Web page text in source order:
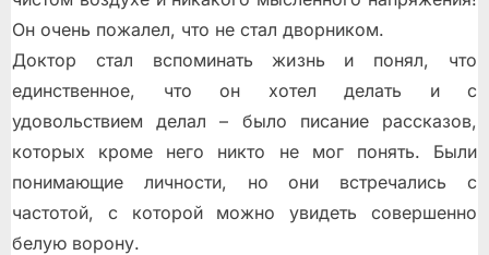
Он очень пожалел, что не стал дворником.
Доктор стал вспоминать жизнь и понял, что
единственное, что он хотел делать и с
удовольствием делал – было писание рассказов,
которых кроме него никто не мог понять. Были
понимающие личности, но они встречались с
частотой, с которой можно увидеть совершенно
белую ворону.